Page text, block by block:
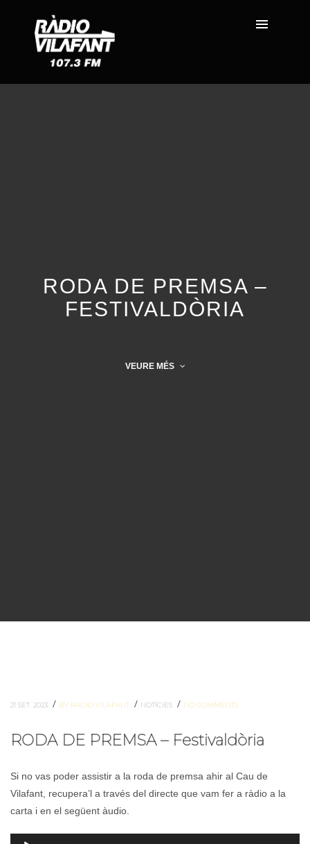
RODA DE PREMSA –
FESTIVALDÒRIA
VEURE MÉS
21 SET. 2023 / BY RADIO VILAFANT / NOTÍCIES / NO COMMENTS
RODA DE PREMSA – Festivaldòria
Si no vas poder assistir a la roda de premsa ahir al Cau de
Vilafant, recupera’l a través del directe que vam fer a ràdio a la
carta i en el següent àudio.
Reproductor